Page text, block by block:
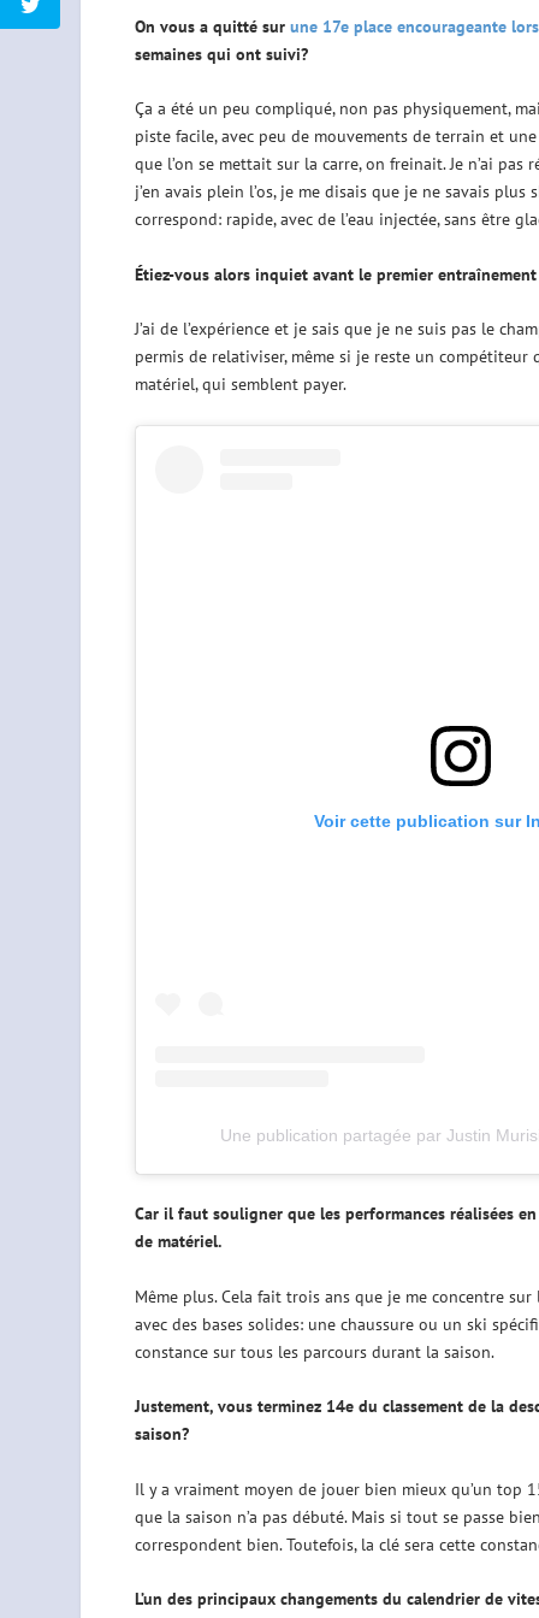
On vous a quitté sur une 17e place encourageante
semaines qui ont suivi?
Ça a été un peu compliqué, non pas physiquement,
piste facile, avec peu de mouvements de terrain et
que l’on se mettait sur la carre, on freinait. Je n’ai pas
j’en avais plein l’os, je me disais que je ne savais
correspond: rapide, avec de l’eau injectée, sans être
Étiez-vous alors inquiet avant le premier entraînement
J’ai de l’expérience et je sais que je ne suis pas le
permis de relativiser, même si je reste un
matériel, qui semblent payer.
Voir cette publication sur
Une publication partagée par Justin
Car il faut souligner que les performances réalisées
de matériel.
Même plus. Cela fait trois ans que je me concentre
avec des bases solides: une chaussure ou un ski
constance sur tous les parcours durant la saison.
Justement, vous terminez 14edu classement de la
saison?
Il y a vraiment moyen de jouer bien mieux qu’un top
que la saison n’a pas débuté. Mais si tout se passe
correspondent bien. Toutefois, la clé sera cette
L’un des principaux changements du calendrier de